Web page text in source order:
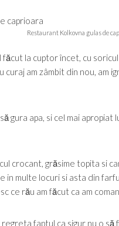
Restaurant Kolkovna gulas de
la cuptor încet, cu
curaj am zâmbit din nou,
gura apa, si cel mai
crocant, grăsime topita si
in multe locuri si asta din
ce rău am făcut ca am
faptul ca sigur nu o